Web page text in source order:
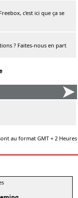
c'est ici que ça se
? Faites-nous en part
au format GMT + 2 Heures